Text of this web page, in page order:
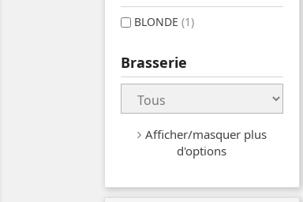
BLONDE (1)
Brasserie
Afficher/masquer plus
d'options